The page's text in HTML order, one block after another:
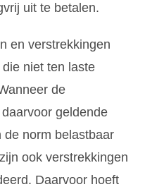
uit te betalen.
en verstrekkingen
niet ten laste
de
geldende
de norm belastbaar
ook verstrekkingen
Daarvoor hoeft